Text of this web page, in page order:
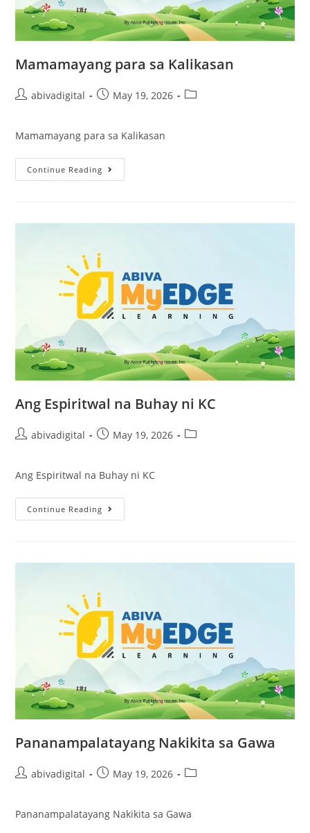
Mamamayang para sa Kalikasan
abivadigital May 19, 2026
Mamamayang para sa Kalikasan
Continue Reading
Ang Espiritwal na Buhay ni KC
abivadigital May 19, 2026
Ang Espiritwal na Buhay ni KC
Continue Reading
Pananampalatayang Nakikita sa Gawa
abivadigital May 19, 2026
Pananampalatayang Nakikita sa Gawa